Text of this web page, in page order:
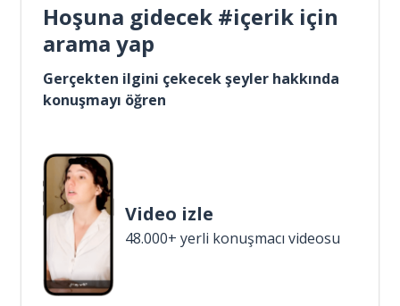
Hoşuna gidecek #içerik için
arama yap
Gerçekten ilgini çekecek şeyler hakkında
konuşmayı öğren
Video izle
48.000+ yerli konuşmacı videosu